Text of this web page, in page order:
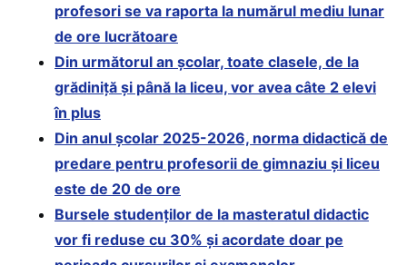
profesori se va raporta la numărul mediu lunar
de ore lucrătoare
Din următorul an școlar, toate clasele, de la
grădiniță și până la liceu, vor avea câte 2 elevi
în plus
Din anul școlar 2025-2026, norma didactică de
predare pentru profesorii de gimnaziu și liceu
este de 20 de ore
Bursele studenților de la masteratul didactic
vor fi reduse cu 30% și acordate doar pe